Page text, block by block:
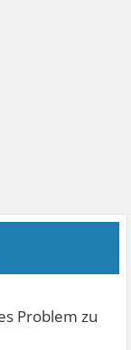
Problem zu